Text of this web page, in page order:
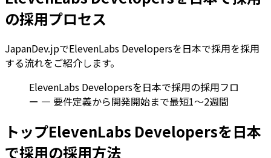
の採用プロセス
JapanDev.jpでElevenLabs Developersを日本で採用を採用
する流れをご紹介します。
ElevenLabs Developersを日本で採用の採用フロ
ー — 要件定義から開発開始まで最短1〜2週間
トップElevenLabs Developersを日本
で採用の採用方法